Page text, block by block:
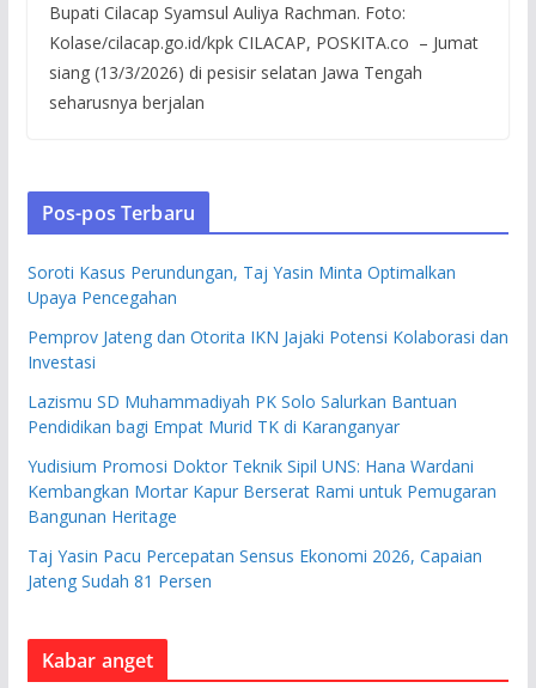
Bupati Cilacap Syamsul Auliya Rachman. Foto:
Kolase/cilacap.go.id/kpk CILACAP, POSKITA.co – Jumat
siang (13/3/2026) di pesisir selatan Jawa Tengah
seharusnya berjalan
Pos-pos Terbaru
Soroti Kasus Perundungan, Taj Yasin Minta Optimalkan
Upaya Pencegahan
Pemprov Jateng dan Otorita IKN Jajaki Potensi Kolaborasi dan
Investasi
Lazismu SD Muhammadiyah PK Solo Salurkan Bantuan
Pendidikan bagi Empat Murid TK di Karanganyar
Yudisium Promosi Doktor Teknik Sipil UNS: Hana Wardani
Kembangkan Mortar Kapur Berserat Rami untuk Pemugaran
Bangunan Heritage
Taj Yasin Pacu Percepatan Sensus Ekonomi 2026, Capaian
Jateng Sudah 81 Persen
Kabar anget